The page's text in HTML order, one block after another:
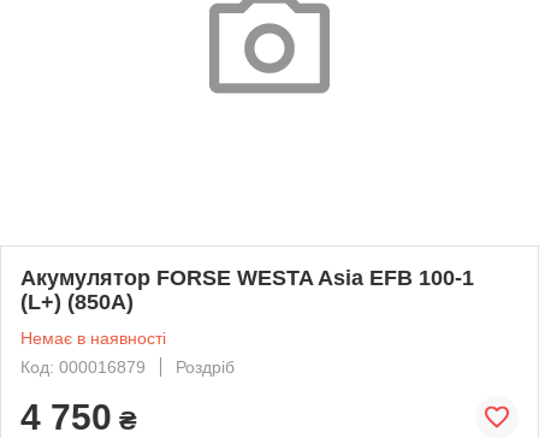
Акумулятор FORSE WESTA Asia EFB 100-1
(L+) (850А)
Немає в наявності
Код: 000016879
Роздріб
4 750 ₴